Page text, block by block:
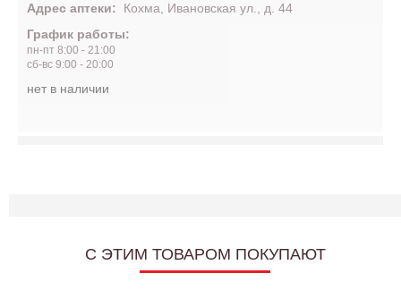
Адрес аптеки:
Кохма, Ивановская ул., д. 44
График работы:
пн-пт 8:00 - 21:00
сб-вс 9:00 - 20:00
нет в наличии
C ЭТИМ ТОВАРОМ ПОКУПАЮТ